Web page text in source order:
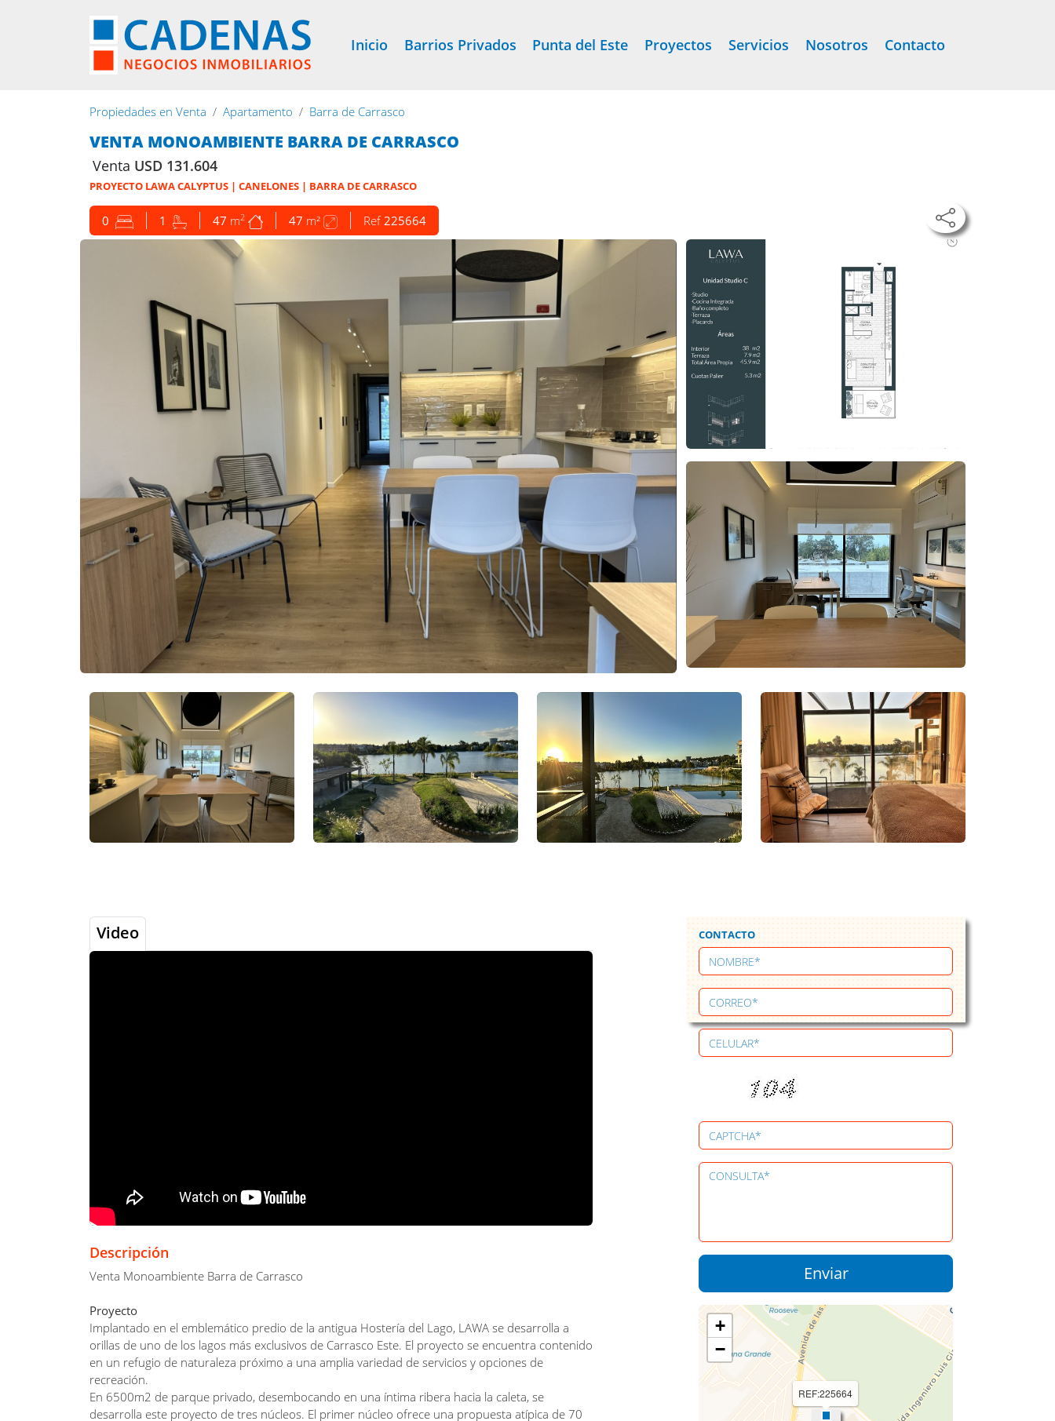
Inicio Barrios Privados Punta del Este Proyectos Servicios Nosotros Contacto
Propiedades en Venta Apartamento Barra de Carrasco
VENTA MONOAMBIENTE BARRA DE CARRASCO
Venta USD 131.604
PROYECTO LAWA CALYPTUS | CANELONES | BARRA DE CARRASCO
0 1 47 m2 47 m² Ref225664
Video
Descripción
Venta Monoambiente Barra de Carrasco
Proyecto
Implantado en el emblemático predio de la antigua Hostería del Lago, LAWA se desarrolla a
orillas de uno de los lagos más exclusivos de Carrasco Este. El proyecto se encuentra contenido
en un refugio de naturaleza próximo a una amplia variedad de servicios y opciones de
recreación.
En 6500m2 de parque privado, desembocando en una íntima ribera hacia la caleta, se
desarrolla este proyecto de tres núcleos. El primer núcleo ofrece una propuesta atípica de 70
CONTACTO
REF:225664
+
−